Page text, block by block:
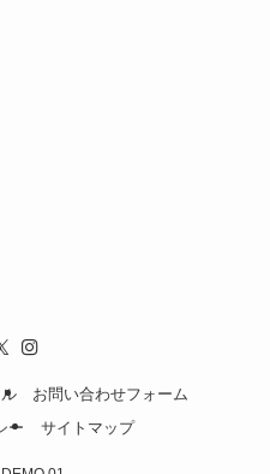
お問い合わせフォーム
ー
サイトマップ